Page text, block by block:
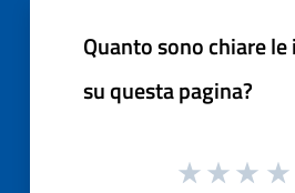
Quanto sono chiare
su questa pagina?